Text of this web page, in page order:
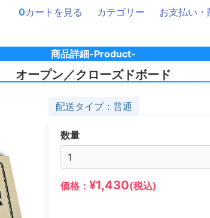
0カートを見る カテゴリー お支払い・
商品詳細-Product-
オープン／クローズドボード
配送タイプ：普通
数量
価格： ¥1,430(税込)